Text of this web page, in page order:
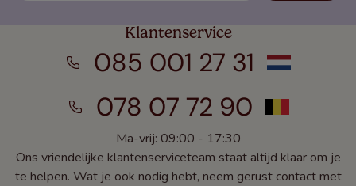
Klantenservice
085 001 27 31
078 07 72 90
Ma-vrij: 09:00 - 17:30
Ons vriendelijke klantenserviceteam staat altijd klaar om je
te helpen. Wat je ook nodig hebt, neem gerust contact met